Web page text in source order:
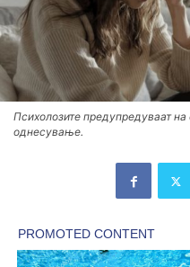
Психолозите предупредуваат на
однесување.